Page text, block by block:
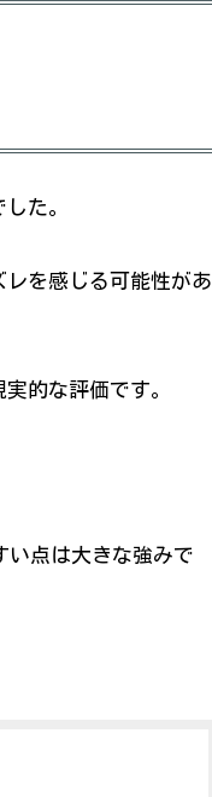
た。
を感じる可能性があ
的な評価です。
い点は大きな強みで